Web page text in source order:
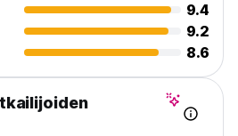
9.4
9.2
8.6